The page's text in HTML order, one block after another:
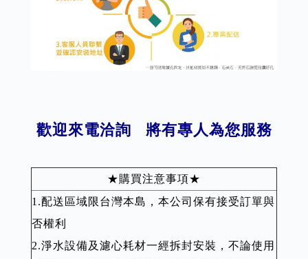
歡迎來電洽詢 將有專人為您服務
★購買注意事項★
1.配送區域限台灣本島，本公司保有接受訂單與
否權利
2.淨水設備及濾心耗材一經拆封安裝，不論使用